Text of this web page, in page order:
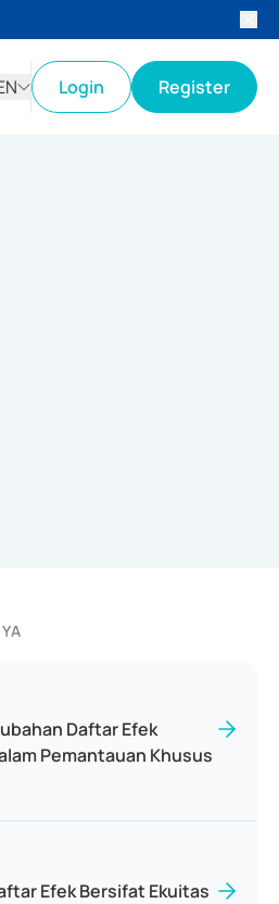
Login Register
Daftar Efek
Pemantauan Khusus
Efek Bersifat Ekuitas